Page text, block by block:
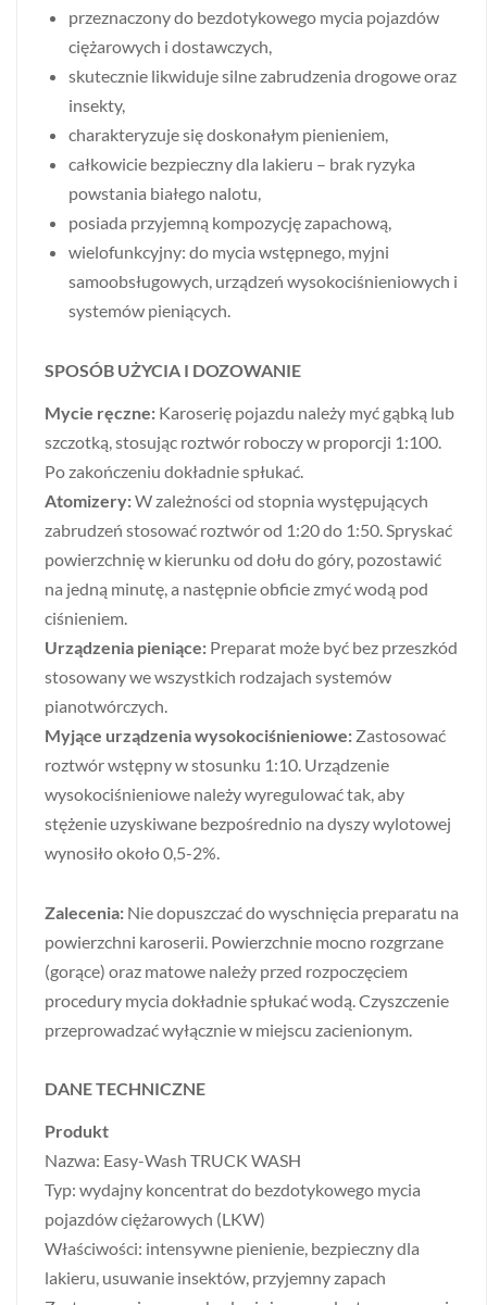
przeznaczony do bezdotykowego mycia pojazdów
ciężarowych i dostawczych,
skutecznie likwiduje silne zabrudzenia drogowe oraz
insekty,
charakteryzuje się doskonałym pienieniem,
całkowicie bezpieczny dla lakieru – brak ryzyka
powstania białego nalotu,
posiada przyjemną kompozycję zapachową,
wielofunkcyjny: do mycia wstępnego, myjni
samoobsługowych, urządzeń wysokociśnieniowych i
systemów pieniących.
SPOSÓB UŻYCIA I DOZOWANIE
Mycie ręczne: Karoserię pojazdu należy myć gąbką lub
szczotką, stosując roztwór roboczy w proporcji 1:100.
Po zakończeniu dokładnie spłukać.
Atomizery:W zależności od stopnia występujących
zabrudzeń stosować roztwór od 1:20 do 1:50. Spryskać
powierzchnię w kierunku od dołu do góry, pozostawić
na jedną minutę, a następnie obficie zmyć wodą pod
ciśnieniem.
Urządzenia pieniące: Preparat może być bez przeszkód
stosowany we wszystkich rodzajach systemów
pianotwórczych.
Myjące urządzenia wysokociśnieniowe: Zastosować
roztwór wstępny w stosunku 1:10. Urządzenie
wysokociśnieniowe należy wyregulować tak, aby
stężenie uzyskiwane bezpośrednio na dyszy wylotowej
wynosiło około 0,5-2%.
Zalecenia: Nie dopuszczać do wyschnięcia preparatu na
powierzchni karoserii. Powierzchnie mocno rozgrzane
(gorące) oraz matowe należy przed rozpoczęciem
procedury mycia dokładnie spłukać wodą. Czyszczenie
przeprowadzać wyłącznie w miejscu zacienionym.
DANE TECHNICZNE
Produkt
Nazwa: Easy-Wash TRUCK WASH
Typ: wydajny koncentrat do bezdotykowego mycia
pojazdów ciężarowych (LKW)
Właściwości: intensywne pienienie, bezpieczny dla
lakieru, usuwanie insektów, przyjemny zapach